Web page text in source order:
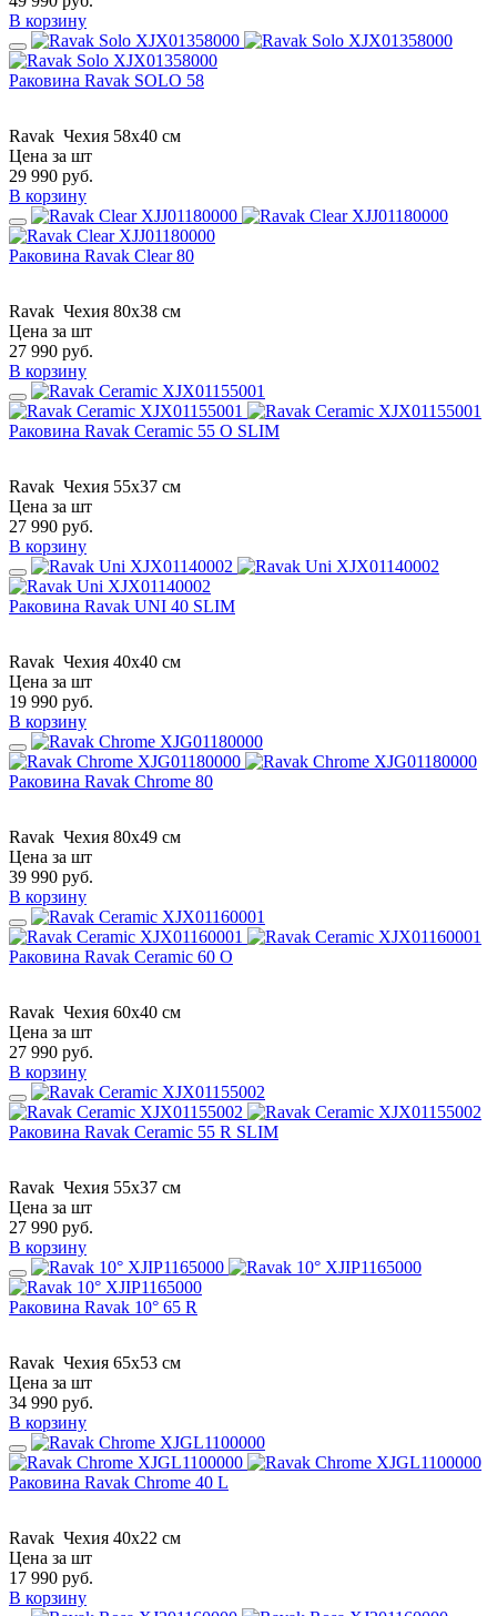
В корзину
Раковина Ravak SOLO 58
Ravak Чехия 58x40 см
Цена за шт
29 990 руб.
В корзину
Раковина Ravak Clear 80
Ravak Чехия 80x38 см
Цена за шт
27 990 руб.
В корзину
Раковина Ravak Ceramic 55 O SLIM
Ravak Чехия 55x37 см
Цена за шт
27 990 руб.
В корзину
Раковина Ravak UNI 40 SLIM
Ravak Чехия 40x40 см
Цена за шт
19 990 руб.
В корзину
Раковина Ravak Chrome 80
Ravak Чехия 80x49 см
Цена за шт
39 990 руб.
В корзину
Раковина Ravak Ceramic 60 O
Ravak Чехия 60x40 см
Цена за шт
27 990 руб.
В корзину
Раковина Ravak Ceramic 55 R SLIM
Ravak Чехия 55x37 см
Цена за шт
27 990 руб.
В корзину
Раковина Ravak 10° 65 R
Ravak Чехия 65x53 см
Цена за шт
34 990 руб.
В корзину
Раковина Ravak Chrome 40 L
Ravak Чехия 40x22 см
Цена за шт
17 990 руб.
В корзину